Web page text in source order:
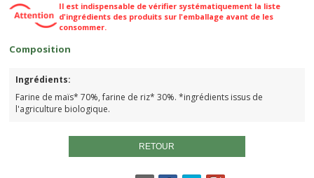
Il est indispensable de vérifier systématiquement la liste
d'ingrédients des produits sur l'emballage avant de les
consommer.
Composition
Ingrédients:
Farine de maïs* 70%, farine de riz* 30%. *ingrédients issus de
l'agriculture biologique.
RETOUR